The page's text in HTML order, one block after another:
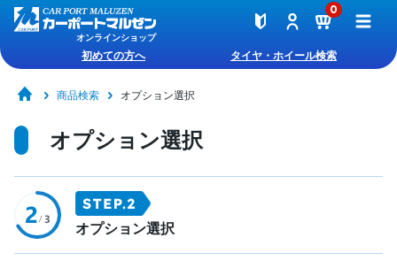
オンラインショップ
0
初めての方へ タイヤ・ホイール検索
商品検索 オプション選択
オプション選択
オプション選択